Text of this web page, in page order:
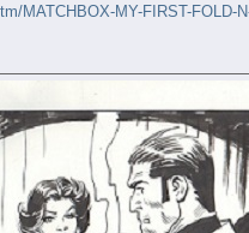
MATCHBOX-MY-FIRST-FOLD-